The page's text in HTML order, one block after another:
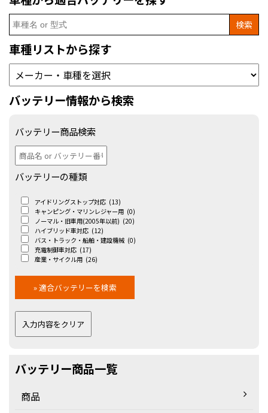
Search
for:
車種リストから探す
バッテリー情報から検索
バッテリー商品検索
バッテリーの種類
アイドリングストップ対応 (13)
キャンピング・マリンレジャー用 (0)
ノーマル・旧車用(2005年以前) (20)
ハイブリッド車対応 (12)
バス・トラック・船舶・建設機械 (0)
充電制御車対応 (17)
産業・サイクル用 (26)
バッテリー商品一覧
商品